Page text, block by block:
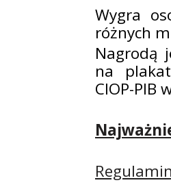
Wygra
różnych
Nagrodą
na
CIOP-PIB